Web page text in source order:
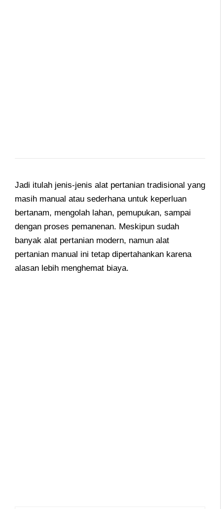
Jadi itulah jenis-jenis alat pertanian tradisional yang
masih manual atau sederhana untuk keperluan
bertanam, mengolah lahan, pemupukan, sampai
dengan proses pemanenan. Meskipun sudah
banyak alat pertanian modern, namun alat
pertanian manual ini tetap dipertahankan karena
alasan lebih menghemat biaya.